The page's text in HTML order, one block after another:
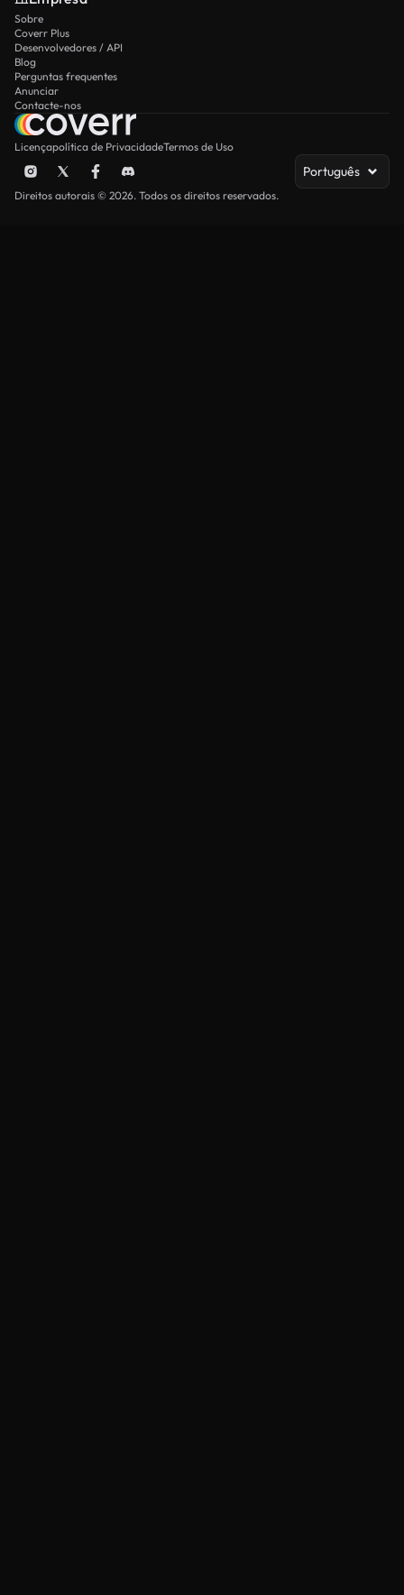
Sobre
Coverr Plus
Desenvolvedores / API
Blog
Perguntas frequentes
Anunciar
Contacte-nos
Licençapolítica de PrivacidadeTermos de Uso
Português
Direitos autorais © 2026. Todos os direitos reservados.